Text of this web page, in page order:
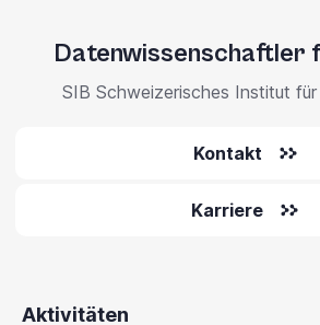
Datenwissenschaftler
SIB Schweizerisches Institut
Kontakt
Karriere
Aktivitäten